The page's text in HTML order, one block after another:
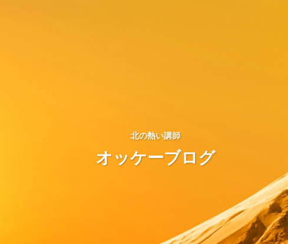
北の熱い講師
オッケーブログ